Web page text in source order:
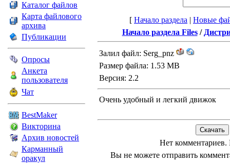
Каталог файлов
Карта файлового
архива
Публикации
Опросы
Анкета
пользователя
Чат
BestMaker
Викторина
Архив новостей
Карманный
оракул
[ Начало раздела | Новые
Начало раздела Files/
Залил файл: Serg_pnz
Размер файла: 1.53 MB
Версия: 2.2
Очень удобный и легкий движок
Нет
Вы не можете отправить